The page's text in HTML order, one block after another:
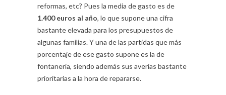
reformas, etc? Pues la media de gasto es de
1.400 euros al año, lo que supone una cifra
bastante elevada para los presupuestos de
algunas familias. Y una de las partidas que más
porcentaje de ese gasto supone es la de
fontanería, siendo además sus averías bastante
prioritarias a la hora de repararse.